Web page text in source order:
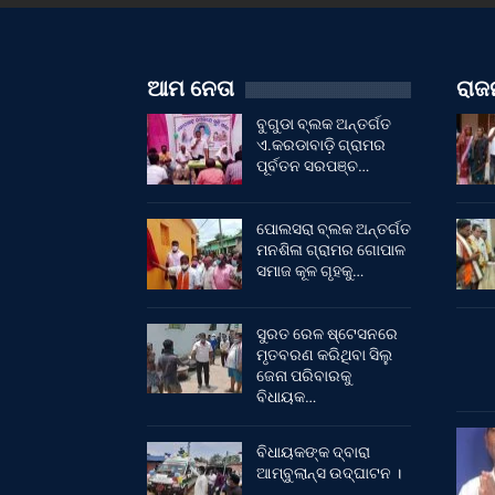
ଆମ ନେତା
ବୁଗୁଡା ବ୍ଲକ ଅନ୍ତର୍ଗତ
ଏ.କରଡାବାଡ଼ି ଗ୍ରାମର
ପୂର୍ବତନ ସରପଞ୍ଚ…
ପୋଲସରା ବ୍ଲକ ଅନ୍ତର୍ଗତ
ମନଶିଳା ଗ୍ରାମର ଗୋପାଳ
ସମାଜ କୂଳ ଗୃହକୁ…
ସୁରତ ରେଳ ଷ୍ଟେସନରେ
ମୃତବରଣ କରିଥିବା ସିଲୁ
ଜେନା ପରିବାରକୁ
ବିଧାୟକ…
ବିଧାୟକଙ୍କ ଦ୍ବାରା
ଆମ୍ବୁଲାନ୍ସ ଉଦ୍‌ଘାଟନ ।